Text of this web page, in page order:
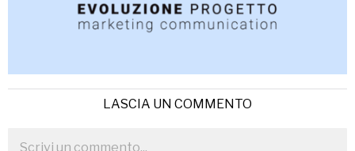
LASCIA UN COMMENTO